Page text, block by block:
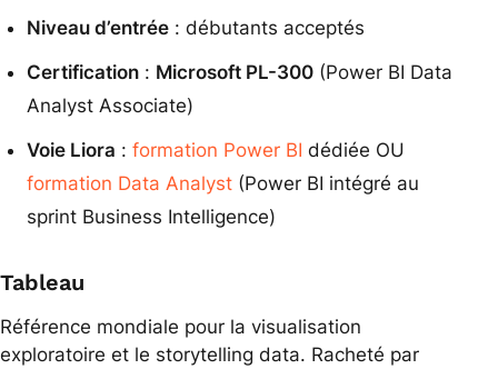
Niveau d’entrée : débutants acceptés
Certification : Microsoft PL-300 (Power BI Data
Analyst Associate)
Voie Liora : formation Power BI dédiée OU
formation Data Analyst (Power BI intégré au
sprint Business Intelligence)
Tableau
Référence mondiale pour la visualisation
exploratoire et le storytelling data. Racheté par